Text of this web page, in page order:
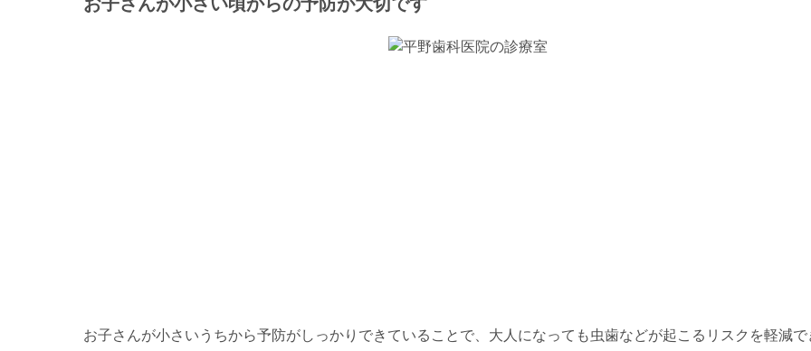
お子さんが小さいうちから予防がしっかりできていることで、大人になっても虫歯などが起こるリスクを軽減で